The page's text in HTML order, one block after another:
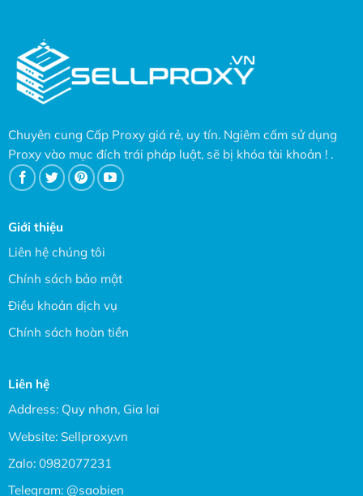
Chuyên cung Cấp Proxy giá rẻ, uy tín. Ngiêm cấm sử dụng
Proxy vào mục đích trái pháp luật, sẽ bị khóa tài khoản ! .
Giới thiệu
Liên hệ chúng tôi
Chính sách bảo mật
Điều khoản dịch vụ
Chính sách hoàn tiền
Liên hệ
Address: Quy nhơn, Gia lai
Website: Sellproxy.vn
Zalo: 0982077231
Telegram: @saobien